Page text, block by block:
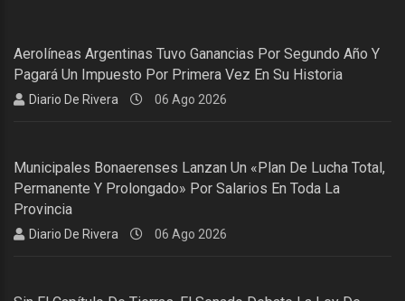
Aerolíneas Argentinas Tuvo Ganancias Por Segundo Año Y
Pagará Un Impuesto Por Primera Vez En Su Historia
Diario De Rivera 06 Ago 2026
Municipales Bonaerenses Lanzan Un «plan De Lucha Total,
Permanente Y Prolongado» Por Salarios En Toda La
Provincia
Diario De Rivera 06 Ago 2026